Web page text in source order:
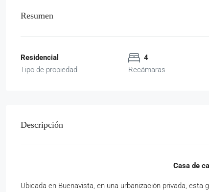
Resumen
Residencial
Tipo de propiedad
4
Recámaras
Descripción
Casa de
Ubicada en Buenavista, en una urbanización privada,